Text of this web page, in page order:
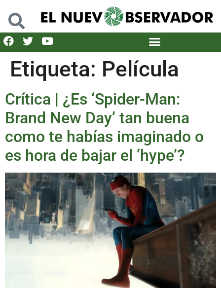
Etiqueta: Película
Crítica | ¿Es ‘Spider-Man:
Brand New Day’ tan buena
como te habías imaginado o
es hora de bajar el ‘hype’?